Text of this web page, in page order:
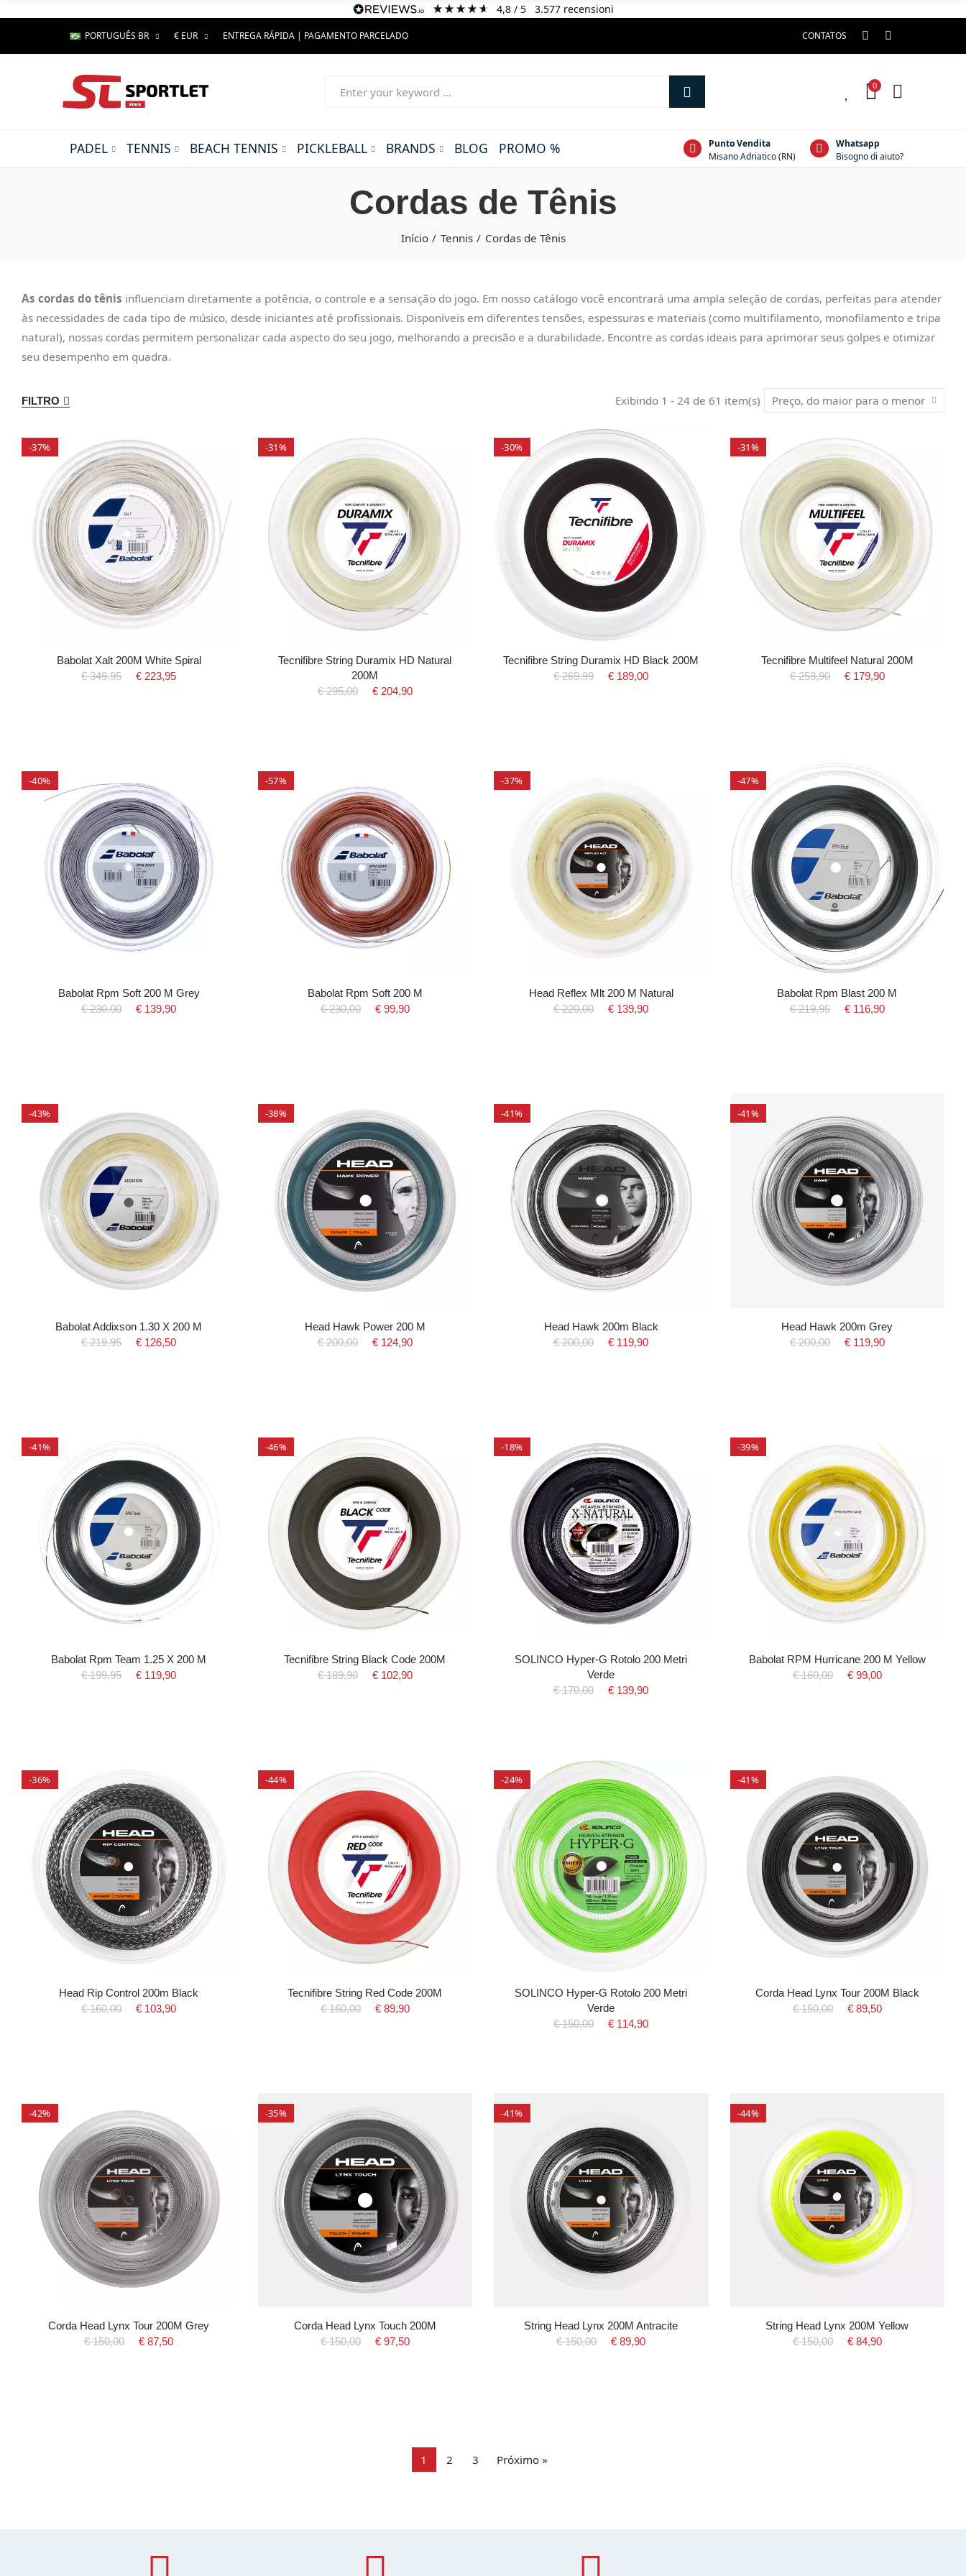
4,8/ 5 3.577 recensioni
PORTUGUÊS BR € EUR ENTREGA RÁPIDA | PAGAMENTO PARCELADO CONTATOS
0
PADEL TENNIS BEACH TENNIS PICKLEBALL BRANDS BLOG PROMO %
Punto Vendita
Misano Adriatico (RN)
Whatsapp
Bisogno di aiuto?
Cordas de Tênis
Início Tennis Cordas de Tênis
As cordas do tênis influenciam diretamente a potência, o controle e a sensação do jogo. Em nosso catálogo você encontrará uma ampla seleção de cordas, perfeitas para atender
às necessidades de cada tipo de músico, desde iniciantes até profissionais. Disponíveis em diferentes tensões, espessuras e materiais (como multifilamento, monofilamento e tripa
natural), nossas cordas permitem personalizar cada aspecto do seu jogo, melhorando a precisão e a durabilidade. Encontre as cordas ideais para aprimorar seus golpes e otimizar
seu desempenho em quadra.
FILTRO Exibindo 1 - 24 de 61 item(s) Preço, do maior para o menor
-37%
Babolat Xalt 200M White Spiral
€ 349,95
€ 223,95
-31%
Tecnifibre String Duramix HD Natural
200M
€ 295,00
€ 204,90
-30%
Tecnifibre String Duramix HD Black 200M
€ 269,99
€ 189,00
-31%
Tecnifibre Multifeel Natural 200M
€ 259,90
€ 179,90
-40%
Babolat Rpm Soft 200 M Grey
€ 230,00
€ 139,90
-57%
Babolat Rpm Soft 200 M
€ 230,00
€ 99,90
-37%
Head Reflex Mlt 200 M Natural
€ 220,00
€ 139,90
-47%
Babolat Rpm Blast 200 M
€ 219,95
€ 116,90
-43%
Babolat Addixson 1.30 X 200 M
€ 219,95
€ 126,50
-38%
Head Hawk Power 200 M
€ 200,00
€ 124,90
-41%
Head Hawk 200m Black
€ 200,00
€ 119,90
-41%
Head Hawk 200m Grey
€ 200,00
€ 119,90
-41%
Babolat Rpm Team 1.25 X 200 M
€ 199,95
€ 119,90
-46%
Tecnifibre String Black Code 200M
€ 189,90
€ 102,90
-18%
SOLINCO Hyper-G Rotolo 200 Metri
Verde
€ 170,00
€ 139,90
-39%
Babolat RPM Hurricane 200 M Yellow
€ 160,00
€ 99,00
-36%
Head Rip Control 200m Black
€ 160,00
€ 103,90
-44%
Tecnifibre String Red Code 200M
€ 160,00
€ 89,90
-24%
SOLINCO Hyper-G Rotolo 200 Metri
Verde
€ 150,00
€ 114,90
-41%
Corda Head Lynx Tour 200M Black
€ 150,00
€ 89,50
-42%
Corda Head Lynx Tour 200M Grey
€ 150,00
€ 87,50
-35%
Corda Head Lynx Touch 200M
€ 150,00
€ 97,50
-41%
String Head Lynx 200M Antracite
€ 150,00
€ 89,90
-44%
String Head Lynx 200M Yellow
€ 150,00
€ 84,90
1 2 3 Próximo »